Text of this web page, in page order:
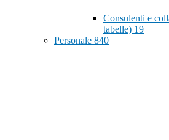
Consulenti e
tabelle) 19
Personale 840